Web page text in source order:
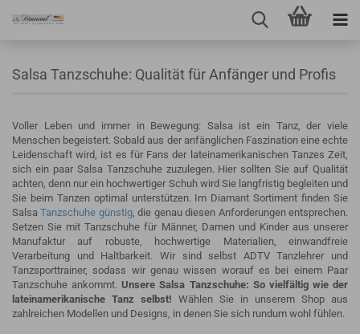
Salsa Tanzschuhe: Qualität für Anfänger und Profis
Voller Leben und immer in Bewegung: Salsa ist ein Tanz, der viele
Menschen begeistert. Sobald aus der anfänglichen Faszination eine echte
Leidenschaft wird, ist es für Fans der lateinamerikanischen Tanzes Zeit,
sich ein paar Salsa Tanzschuhe zuzulegen. Hier sollten Sie auf Qualität
achten, denn nur ein hochwertiger Schuh wird Sie langfristig begleiten und
Sie beim Tanzen optimal unterstützen. Im Diamant Sortiment finden Sie
SalsaTanzschuhe günstig, die genau diesen Anforderungen entsprechen.
Setzen Sie mit Tanzschuhe für Männer, Damen und Kinder aus unserer
Manufaktur auf robuste, hochwertige Materialien, einwandfreie
Verarbeitung und Haltbarkeit. Wir sind selbst ADTV Tanzlehrer und
Tanzsporttrainer, sodass wir genau wissen worauf es bei einem Paar
Tanzschuhe ankommt.Unsere Salsa Tanzschuhe: So vielfältig wie der
lateinamerikanische Tanz selbst! Wählen Sie in unserem Shop aus
zahlreichen Modellen und Designs, in denen Sie sich rundum wohl fühlen.